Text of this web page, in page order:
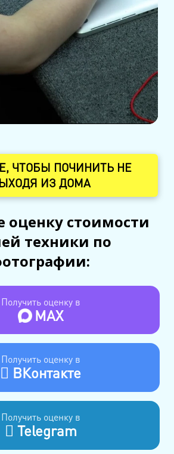
ЧТОБЫ ПОЧИНИТЬ НЕ
ИЗ ДОМА
оценку стоимости
техники по
Получить оценку в
MAX
Получить оценку в
ВКонтакте
Получить оценку в
Telegram